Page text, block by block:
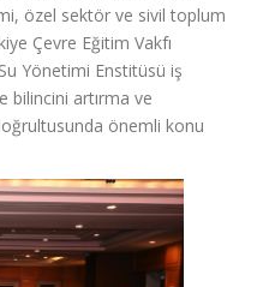
özel sektör ve sivil toplum
Çevre Eğitim Vakfı
Yönetimi Enstitüsü iş
bilincini artırma ve
önemli konu